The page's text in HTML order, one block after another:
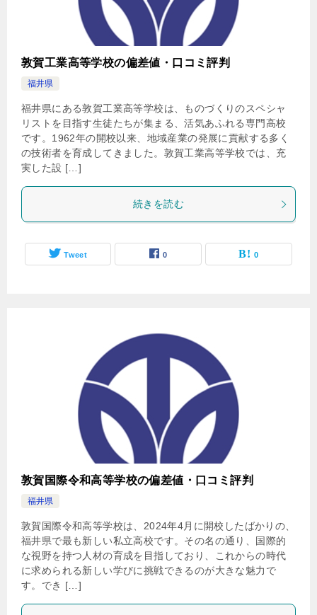
敦賀工業高等学校の偏差値・口コミ評判
福井県
福井県にある敦賀工業高等学校は、ものづくりのスペシャ
リストを目指す生徒たちが集まる、活気あふれる専門高校
です。1962年の開校以来、地域産業の発展に貢献する多く
の技術者を育成してきました。敦賀工業高等学校では、充
実した設 […]
続きを読む
Tweet 0 0
敦賀国際令和高等学校の偏差値・口コミ評判
福井県
敦賀国際令和高等学校は、2024年4月に開校したばかりの、
福井県で最も新しい私立高校です。その名の通り、国際的
な視野を持つ人材の育成を目指しており、これからの時代
に求められる新しい学びに挑戦できるのが大きな魅力で
す。でき […]